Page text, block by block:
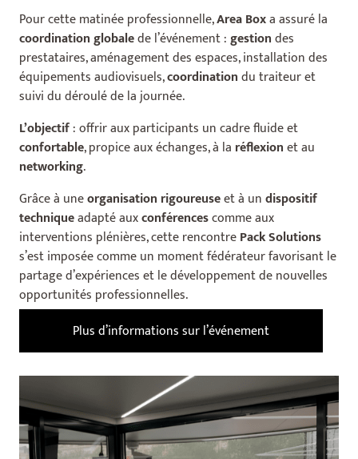
Pour cette matinée professionnelle,Area Boxa assuré la
coordination globalede l’événement :gestiondes
prestataires, aménagement des espaces, installation des
équipements audiovisuels,coordinationdu traiteur et
suivi du déroulé de la journée.
L’objectif: offrir aux participants un cadre fluide et
confortable, propice aux échanges, à la réflexionet au
networking.
Grâce à uneorganisation rigoureuseet à undispositif
techniqueadapté auxconférencescomme aux
interventions plénières, cette rencontrePack Solutions
s’est imposée comme un moment fédérateur favorisant le
partage d’expériences et le développement de nouvelles
opportunités professionnelles.
Plus d’informations sur l’événement